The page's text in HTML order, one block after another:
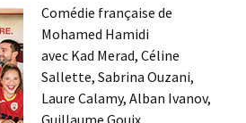
Comédie française de
Mohamed Hamidi
avec Kad Merad, Céline
Sallette, Sabrina Ouzani,
Laure Calamy, Alban Ivanov,
Guillaume Gouix